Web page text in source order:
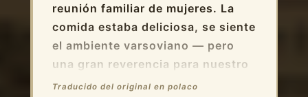
reunión familiar de mujeres. La
comida estaba deliciosa, se siente
el ambiente varsoviano — pero
una gran reverencia para nuestro
camarero, el Sr. Piotr, el
Traducido del original en polaco